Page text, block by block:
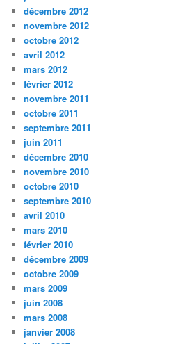
décembre 2012
novembre 2012
octobre 2012
avril 2012
mars 2012
février 2012
novembre 2011
octobre 2011
septembre 2011
juin 2011
décembre 2010
novembre 2010
octobre 2010
septembre 2010
avril 2010
mars 2010
février 2010
décembre 2009
octobre 2009
mars 2009
juin 2008
mars 2008
janvier 2008